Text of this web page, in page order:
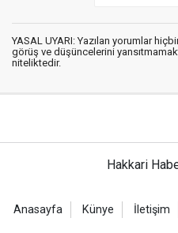
YASAL UYARI: Yazılan yorumlar
görüş ve düşüncelerini
niteliktedir.
Hakkari
Anasayfa Künye İletişim